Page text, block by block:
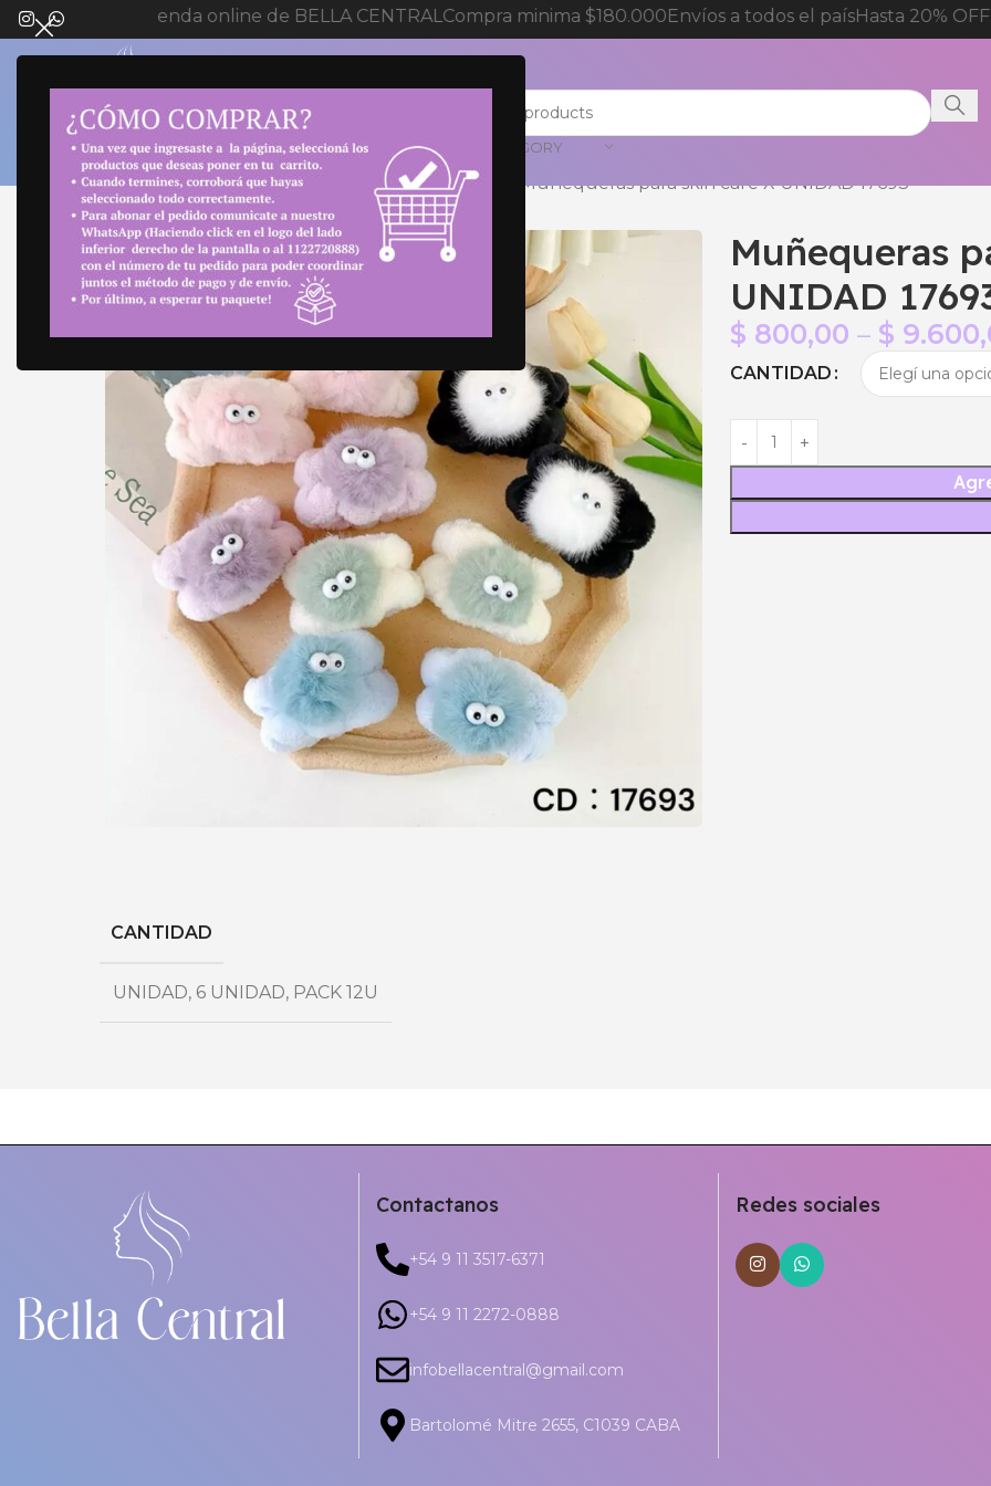
Bienvenida a tienda online de BELLA CENTRALCompra minima $180.000Envíos a todos el paísHasta 20% OFF
SELECT CATEGORY
Inicio Cuidado personal Elementos de Cuidado Muñequeras para skin care X UNIDAD 17693
Muñequeras
UNIDAD
$ 800,00 – $
CANTIDAD
CANTIDAD
UNIDAD, 6 UNIDAD, PACK 12U
Contactanos
+54 9 11 3517-6371
+54 9 11 2272-0888
infobellacentral@gmail.com
Bartolomé Mitre 2655, C1039 CABA
Redes sociales